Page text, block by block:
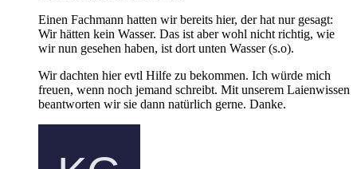
Einen Fachmann hatten wir bereits hier, der hat nur gesagt:
Wir hätten kein Wasser. Das ist aber wohl nicht richtig, wie
wir nun gesehen haben, ist dort unten Wasser (s.o).
Wir dachten hier evtl Hilfe zu bekommen. Ich würde mich
freuen, wenn noch jemand schreibt. Mit unserem Laienwissen
beantworten wir sie dann natürlich gerne. Danke.